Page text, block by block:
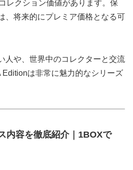
レクション価値があります。保
、将来的にプレミア価格となる可
人や、世界中のコレクターと交流
Editionは非常に魅力的なシリーズ
内容を徹底紹介｜1BOXで